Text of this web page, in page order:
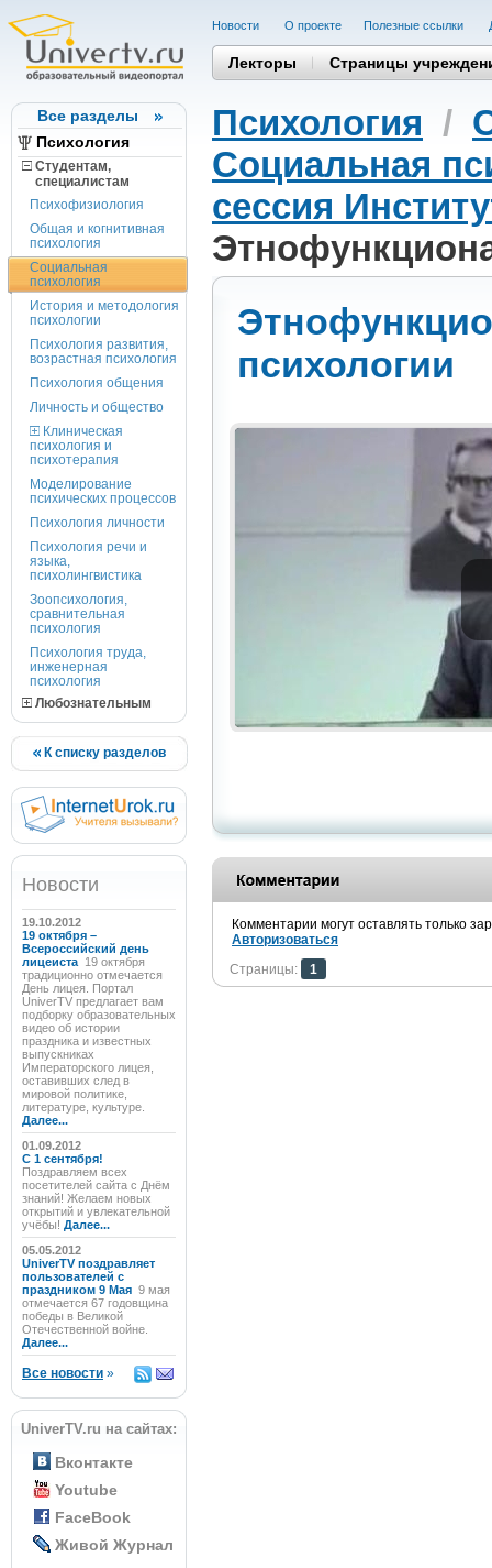
Все разделы
Психология
Студентам,
cпециалистам
Психофизиология
Общая и когнитивная
психология
Социальная
психология
История и методология
психологии
Психология развития,
возрастная психология
Психология общения
Личность и общество
Клиническая
психология и
психотерапия
Моделирование
психических процессов
Психология личности
Психология речи и
языка,
психолингвистика
Зоопсихология,
сравнительная
психология
Психология труда,
инженерная
психология
Любознательным
К списку разделов
Новости
19.10.2012
19 октября –
Всероссийский день
лицеиста 19 октября
традиционно отмечается
День лицея. Портал
UniverTV предлагает вам
подборку образовательных
видео об истории
праздника и известных
выпускниках
Императорского лицея,
оставивших след в
мировой политике,
литературе, культуре.
Далее...
01.09.2012
C 1 сентября!
Поздравляем всех
посетителей сайта с Днём
знаний! Желаем новых
открытий и увлекательной
учёбы! Далее...
05.05.2012
UniverTV поздравляет
пользователей с
праздником 9 Мая 9 мая
отмечается 67 годовщина
победы в Великой
Отечественной войне.
Далее...
Все новости »
UniverTV.ru на сайтах:
Вконтакте
Youtube
FaceBook
Живой Журнал
Новости О проекте Полезные cсылки
Лекторы Страницы
Психология /
Социальная
сессия
психологии
Комментарии могут оставлять только
Авторизоваться
Страницы:
1